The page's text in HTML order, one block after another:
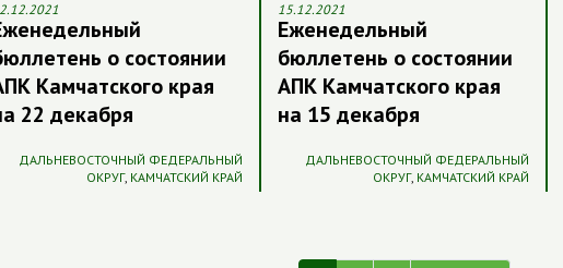
о состоянии
Камчатского края
22 декабря
ДАЛЬНЕВОСТОЧНЫЙ ФЕДЕРАЛЬНЫЙ
ОКРУГ, КАМЧАТСКИЙ КРАЙ
15.12.2021
Еженедельный
бюллетень о состоянии
АПК Камчатского края
на 15 декабря
ДАЛЬНЕВОСТОЧНЫЙ ФЕДЕРАЛЬНЫЙ
ОКРУГ, КАМЧАТСКИЙ КРАЙ